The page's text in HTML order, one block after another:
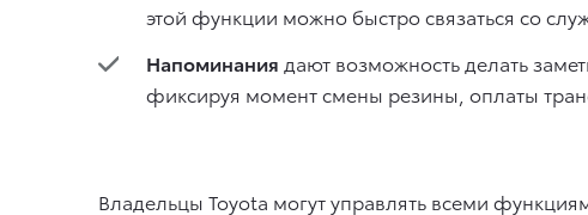
этой функции можно быстро связаться со
Напоминания дают возможность делать
фиксируя момент смены резины, оплаты
Владельцы Toyota могут управлять всеми